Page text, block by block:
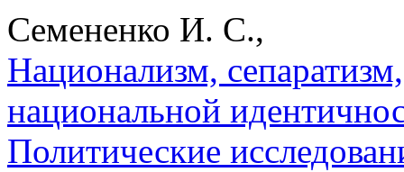
Семененко И. С.,
Национализм,
национальной
Политические